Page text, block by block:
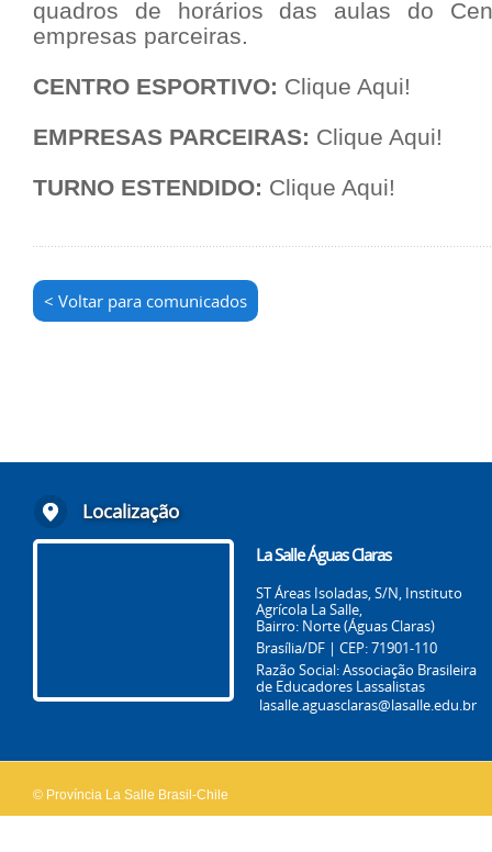
quadros de horários das aulas do
empresas parceiras.
CENTRO ESPORTIVO: Clique Aqui!
EMPRESAS PARCEIRAS: Clique Aqui!
TURNO ESTENDIDO: Clique Aqui!
< Voltar para comunicados
Localização
La Salle Águas Claras
ST Áreas Isoladas, S/N, Instituto
Agrícola La Salle,
Bairro: Norte (Águas Claras)
Brasília/DF | CEP: 71901-110
Razão Social: Associação Brasileira
de Educadores Lassalistas
lasalle.aguasclaras@lasalle.edu.br
© Província La Salle Brasil-Chile